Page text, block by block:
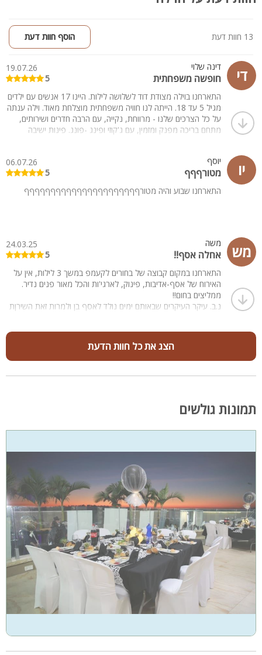
13 חוות דעת הוסף חוות דעת
די דינה שלוי
חופשה משפחתית
19.07.26
5
התארחנו בוילה מצודת דוד לשלושה לילות. היינו 17 אנשים עם ילדים
מגיל 5 עד 18. הייתה לנו חוויה משפחתית מוצלחת מאוד. וילה ענתה
על כל הצרכים שלנו - מרווחת, נקייה, עם הרבה חדרים ושירותים,
מתחם בריכה מפנק ומזמין, עם ג'קוזי ופינג -פונג. פינות ישיבה
היכן לעשות את החופשה המשפחתית!
יו יוסף
מטורףףף
06.07.26
5
התארחנו שבוע והיה מטורףףףףףףףףףףףףףףףףףףףףףף
מש משה
אחלה אסף!!
24.03.25
5
התארחנו במקום קבוצה של בחורים לקעמפ במשך 3 לילות, אין על
האירוח של אסף-אדיבות, פינוק, לארגי'ות והכל מאור פנים נדיר.
ממליצים בחום!!
נ.ב. עיקר העיקרים שבאותם ימים נולד לאסף בן ולמרות זאת השירןת
הצג את כל חוות הדעת
תמונות גולשים